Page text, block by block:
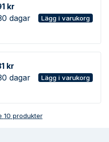
kr
dagar
Lägg i varukorg
kr
dagar
Lägg i varukorg
10 produkter